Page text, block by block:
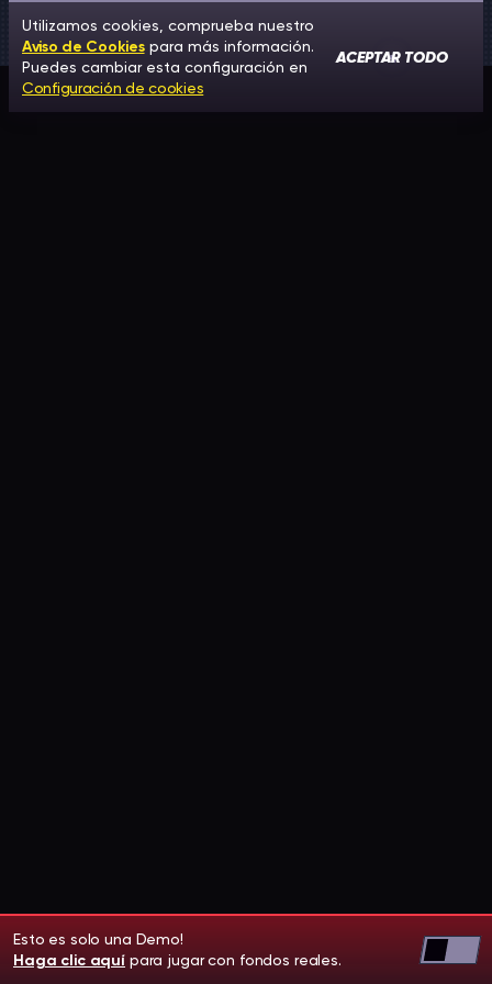
Esto es solo una Demo!
Haga clic aquí para jugar con fondos reales.
Utilizamos cookies, comprueba nuestro
Aviso de Cookiespara más información.
Puedes cambiar esta configuración en
Configuración de cookies
ACEPTAR TODO